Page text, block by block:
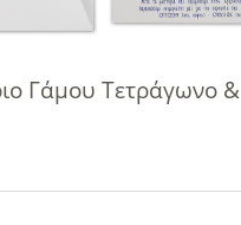
Γάμου Τετράγωνο &